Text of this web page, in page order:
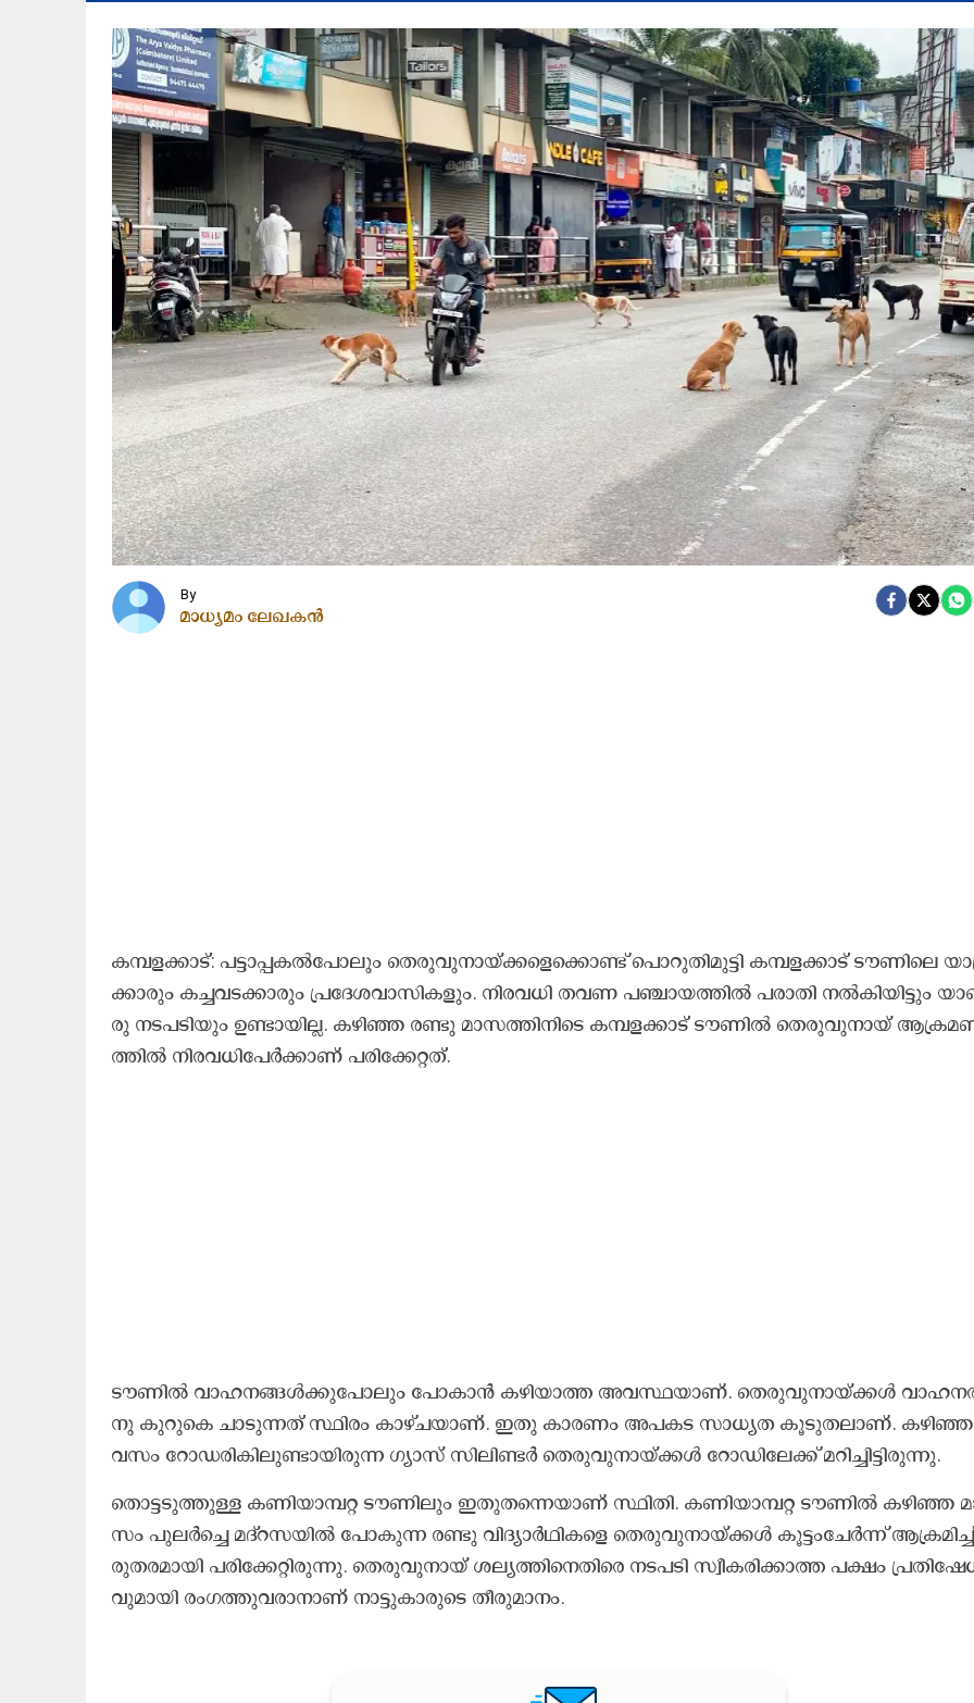
By
മാധ്യമം ലേഖകൻ
ക​മ്പ​ള​ക്കാ​ട്: പ​ട്ടാ​പ്പ​ക​ല്‍പോ​ലും തെ​രു​വു​നാ​യ്ക്ക​ളെ​ക്കൊ​ണ്ട് പൊ​റു​തി​മു​ട്ടി ക​മ്പ​ള​ക്കാ​ട് ടൗ​ണി​ലെ
ക്കാ​രും ക​ച്ച​വ​ട​ക്കാ​രും പ്ര​ദേ​ശ​വാ​സി​ക​ളും. നി​ര​വ​ധി ത​വ​ണ പ​ഞ്ചാ​യ​ത്തി​ല്‍ പ​രാ​തി ന​ൽ​കി​യി​ട്ടും
രു ന​ട​പ​ടി​യും ഉ​ണ്ടാ​യി​ല്ല. ക​ഴി​ഞ്ഞ ര​ണ്ടു മാ​സ​ത്തി​നി​ടെ ക​മ്പ​ള​ക്കാ​ട് ടൗ​ണി​ൽ തെ​രു​വു​നാ​യ്
ത്തി​ല്‍ നി​ര​വ​ധി​പേ​ർ​ക്കാ​ണ് പ​രി​ക്കേ​റ്റ​ത്.
ടൗ​ണി​ല്‍ വാ​ഹ​ന​ങ്ങ​ൾക്കുപോലും പോ​കാ​ന്‍ ക​ഴി​യാ​ത്ത അ​വ​സ്ഥ​യാ​ണ്. തെ​രു​വു​നാ​യ്ക്ക​ള്‍
നു കു​റു​കെ ചാ​ടു​ന്ന​ത് സ്ഥി​രം കാ​ഴ്ച​യാ​ണ്. ഇ​തു കാ​ര​ണം അ​പ​ക​ട സാ​ധ്യ​ത കൂ​ടു​ത​ലാ​ണ്. ക​ഴി​ഞ്ഞ
വ​സം റോ​ഡ​രി​കി​ലു​ണ്ടാ​യി​രു​ന്ന ഗ്യാ​സ് സി​ലി​ണ്ട​ര്‍ തെ​രു​വു​നാ​യ്ക്ക​ള്‍ റോ​ഡി​ലേ​ക്ക് മ​റി​ച്ചി​ട്ടി​രു​ന്നു.
തൊ​ട്ട​ടു​ത്തു​ള്ള ക​ണി​യാ​മ്പ​റ്റ ടൗ​ണി​ലും ഇ​തു​ത​ന്നെ​യാ​ണ് സ്ഥി​തി. ക​ണി​യാ​മ്പ​റ്റ ടൗ​ണി​ല്‍ ക​ഴി​ഞ്ഞ
സം പു​ല​ര്‍ച്ചെ മ​ദ്റ​സ​യി​ല്‍ പോ​കു​ന്ന ര​ണ്ടു വി​ദ്യാ​ർ​ഥി​ക​ളെ തെ​രു​വു​നാ​യ്ക്ക​ള്‍ കൂ​ട്ടം​ചേ​ര്‍ന്ന്
രു​ത​ര​മാ​യി പ​രി​ക്കേ​റ്റി​രു​ന്നു. തെ​രു​വു​നാ​യ് ശ​ല്യ​ത്തി​നെ​തി​രെ ന​ട​പ​ടി സ്വീ​ക​രി​ക്കാ​ത്ത പ​ക്ഷം
വു​മാ​യി രം​ഗ​ത്തു​വ​രാ​നാ​ണ് നാ​ട്ടു​കാ​രു​ടെ തീ​രു​മാ​നം.